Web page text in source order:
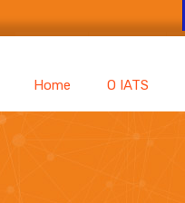
Home O IATS